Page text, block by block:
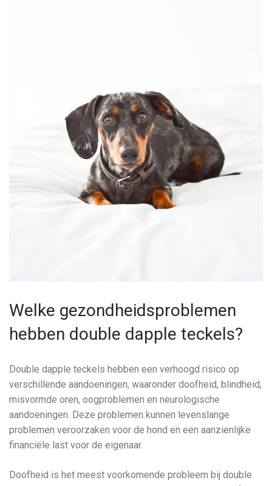
Welke gezondheidsproblemen
hebben double dapple teckels?
Double dapple teckels hebben een verhoogd risico op
verschillende aandoeningen, waaronder doofheid, blindheid,
misvormde oren, oogproblemen en neurologische
aandoeningen. Deze problemen kunnen levenslange
problemen veroorzaken voor de hond en een aanzienlijke
financiële last voor de eigenaar.
Doofheid is het meest voorkomende probleem bij double